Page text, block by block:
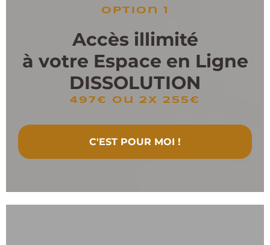
option 1
Accès illimité
à votre Espace en Ligne
DISSOLUTION
497€ ou 2x 255€
C'EST POUR MOI !